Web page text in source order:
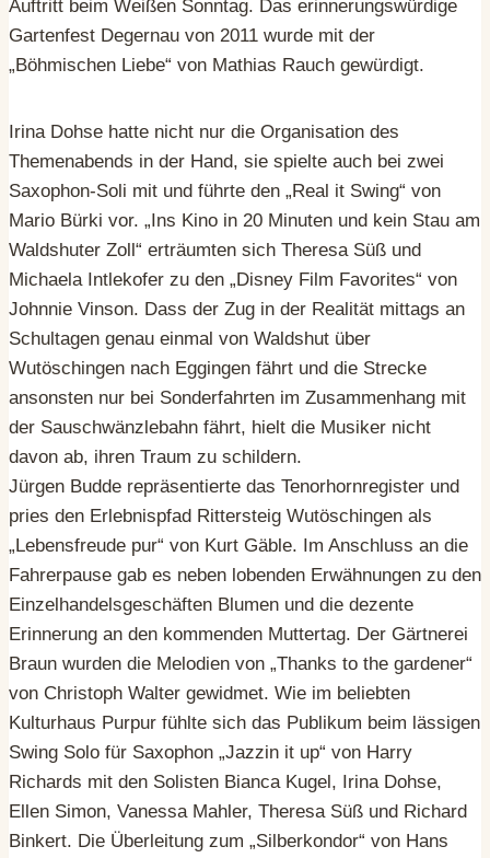
Auftritt beim Weißen Sonntag. Das erinnerungswürdige
Gartenfest Degernau von 2011 wurde mit der
„Böhmischen Liebe“ von Mathias Rauch gewürdigt.
Irina Dohse hatte nicht nur die Organisation des
Themenabends in der Hand, sie spielte auch bei zwei
Saxophon-Soli mit und führte den „Real it Swing“ von
Mario Bürki vor. „Ins Kino in 20 Minuten und kein Stau am
Waldshuter Zoll“ erträumten sich Theresa Süß und
Michaela Intlekofer zu den „Disney Film Favorites“ von
Johnnie Vinson. Dass der Zug in der Realität mittags an
Schultagen genau einmal von Waldshut über
Wutöschingen nach Eggingen fährt und die Strecke
ansonsten nur bei Sonderfahrten im Zusammenhang mit
der Sauschwänzlebahn fährt, hielt die Musiker nicht
davon ab, ihren Traum zu schildern.
Jürgen Budde repräsentierte das Tenorhornregister und
pries den Erlebnispfad Rittersteig Wutöschingen als
„Lebensfreude pur“ von Kurt Gäble. Im Anschluss an die
Fahrerpause gab es neben lobenden Erwähnungen zu den
Einzelhandelsgeschäften Blumen und die dezente
Erinnerung an den kommenden Muttertag. Der Gärtnerei
Braun wurden die Melodien von „Thanks to the gardener“
von Christoph Walter gewidmet. Wie im beliebten
Kulturhaus Purpur fühlte sich das Publikum beim lässigen
Swing Solo für Saxophon „Jazzin it up“ von Harry
Richards mit den Solisten Bianca Kugel, Irina Dohse,
Ellen Simon, Vanessa Mahler, Theresa Süß und Richard
Binkert. Die Überleitung zum „Silberkondor“ von Hans